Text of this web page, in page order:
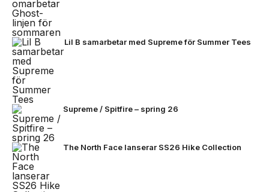
Lil B samarbetar med Supreme för Summer Tees
Supreme / Spitfire – spring 26
The North Face lanserar SS26 Hike Collection